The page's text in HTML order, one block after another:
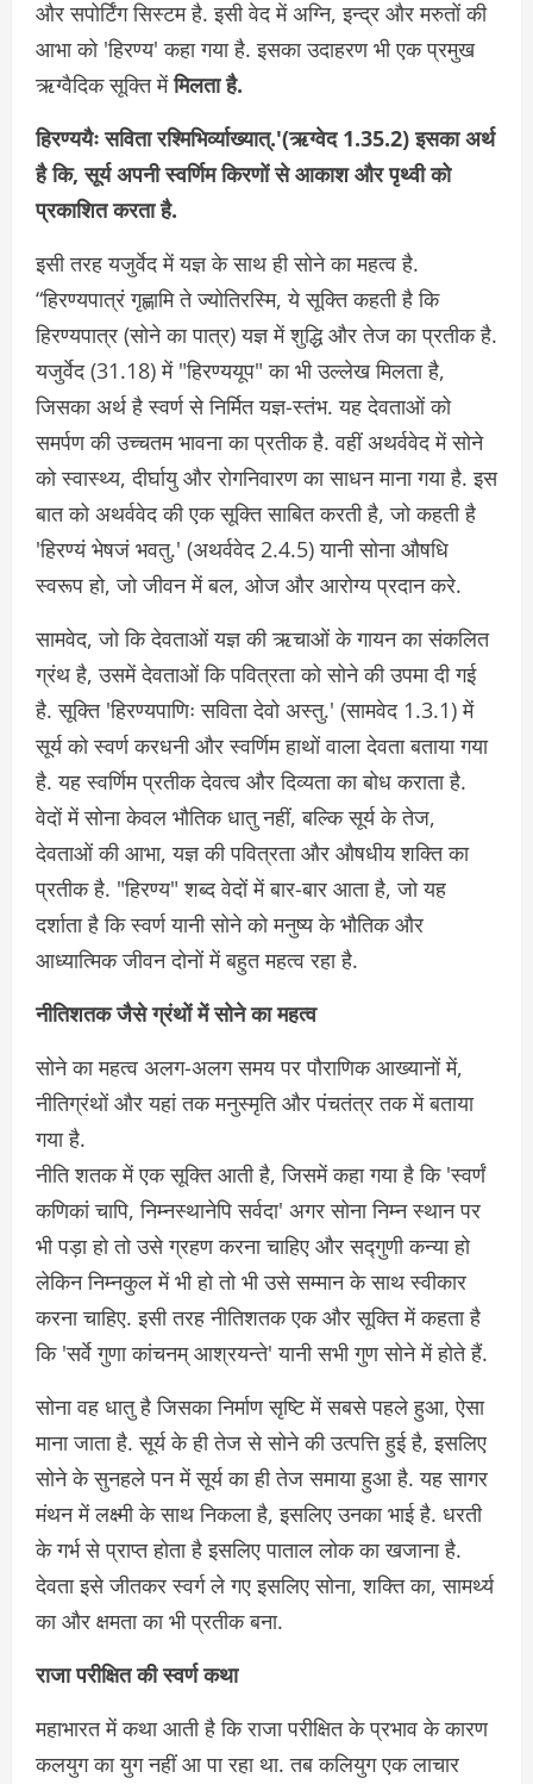
और सपोर्टिंग सिस्टम है. इसी वेद में अग्नि, इन्द्र और मरुतों की
आभा को 'हिरण्य' कहा गया है. इसका उदाहरण भी एक प्रमुख
ऋग्वैदिक सूक्ति मेंमिलता है.
हिरण्ययैः सविता रश्मिभिर्व्याख्यात्.'(ऋग्वेद 1.35.2) इसका अर्थ
है कि, सूर्य अपनी स्वर्णिम किरणों से आकाश और पृथ्वी को
प्रकाशित करता है.
इसी तरह यजुर्वेद में यज्ञ के साथ ही सोने का महत्व है.
“हिरण्यपात्रं गृह्णामि ते ज्योतिरस्मि, ये सूक्ति कहती है कि
हिरण्यपात्र (सोने का पात्र) यज्ञ में शुद्धि और तेज का प्रतीक है.
यजुर्वेद (31.18) में "हिरण्ययूप" का भी उल्लेख मिलता है,
जिसका अर्थ है स्वर्ण से निर्मित यज्ञ-स्तंभ. यह देवताओं को
समर्पण की उच्चतम भावना का प्रतीक है. वहीं अथर्ववेद में सोने
को स्वास्थ्य, दीर्घायु और रोगनिवारण का साधन माना गया है. इस
बात को अथर्ववेद की एक सूक्ति साबित करती है, जो कहती है
'हिरण्यं भेषजं भवतु.' (अथर्ववेद 2.4.5) यानी सोना औषधि
स्वरूप हो, जो जीवन में बल, ओज और आरोग्य प्रदान करे.
सामवेद, जो कि देवताओं यज्ञ की ऋचाओं के गायन का संकलित
ग्रंथ है, उसमें देवताओं कि पवित्रता को सोने की उपमा दी गई
है. सूक्ति 'हिरण्यपाणिः सविता देवो अस्तु.' (सामवेद 1.3.1) में
सूर्य को स्वर्ण करधनी और स्वर्णिम हाथों वाला देवता बताया गया
है. यह स्वर्णिम प्रतीक देवत्व और दिव्यता का बोध कराता है.
वेदों में सोना केवल भौतिक धातु नहीं, बल्कि सूर्य के तेज,
देवताओं की आभा, यज्ञ की पवित्रता और औषधीय शक्ति का
प्रतीक है. "हिरण्य" शब्द वेदों में बार-बार आता है, जो यह
दर्शाता है कि स्वर्ण यानी सोने को मनुष्य के भौतिक और
आध्यात्मिक जीवन दोनों में बहुत महत्व रहा है.
नीतिशतक जैसे ग्रंथों में सोने का महत्व
सोने का महत्व अलग-अलग समय पर पौराणिक आख्यानों में,
नीतिग्रंथों और यहां तक मनुस्मृति और पंचतंत्र तक में बताया
गया है.
नीति शतक में एक सूक्ति आती है, जिसमें कहा गया है कि 'स्वर्णं
कणिकां चापि, निम्नस्थानेपि सर्वदा' अगर सोना निम्न स्थान पर
भी पड़ा हो तो उसे ग्रहण करना चाहिए और सद्गुणी कन्या हो
लेकिन निम्नकुल में भी हो तो भी उसे सम्मान के साथ स्वीकार
करना चाहिए. इसी तरह नीतिशतक एक और सूक्ति में कहता है
कि 'सर्वे गुणा कांचनम् आश्रयन्ते' यानी सभी गुण सोने में होते हैं.
सोना वह धातु है जिसका निर्माण सृष्टि में सबसे पहले हुआ, ऐसा
माना जाता है. सूर्य के ही तेज से सोने की उत्पत्ति हुई है, इसलिए
सोने के सुनहले पन में सूर्य का ही तेज समाया हुआ है. यह सागर
मंथन में लक्ष्मी के साथ निकला है, इसलिए उनका भाई है. धरती
के गर्भ से प्राप्त होता है इसलिए पाताल लोक का खजाना है.
देवता इसे जीतकर स्वर्ग ले गए इसलिए सोना, शक्ति का, सामर्थ्य
का और क्षमता का भी प्रतीक बना.
राजा परीक्षित की स्वर्ण कथा
महाभारत में कथा आती है कि राजा परीक्षित के प्रभाव के कारण
कलयुग का युग नहीं आ पा रहा था. तब कलियुग एक लाचार